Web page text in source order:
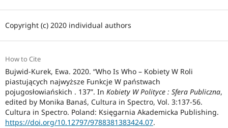
Copyright (c) 2020 individual authors
How to Cite
Bujwid-Kurek, Ewa. 2020. “Who Is Who – Kobiety W Roli
piastujących najwyższe Funkcje W państwach
pojugosłowiańskich . 137”. In Kobiety W Polityce : Sfera Publiczna,
edited by Monika Banaś, Cultura in Spectro, Vol. 3:137-56.
Cultura in Spectro. Poland: Księgarnia Akademicka Publishing.
https://doi.org/10.12797/9788381383424.07.